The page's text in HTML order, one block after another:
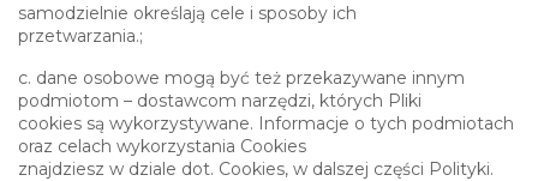
samodzielnie określają cele i sposoby ich
przetwarzania.;
c. dane osobowe mogą być też przekazywane innym
podmiotom – dostawcom narzędzi, których Pliki
cookies są wykorzystywane. Informacje o tych podmiotach
oraz celach wykorzystania Cookies
znajdziesz w dziale dot. Cookies, w dalszej części Polityki.